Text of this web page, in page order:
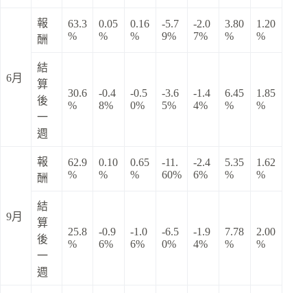
6月
報
酬
63.3
%
0.05
%
0.16
%
-5.7
9%
-2.0
7%
3.80
%
1.20
%
結
算
後
一
週
30.6
%
-0.4
8%
-0.5
0%
-3.6
5%
-1.4
4%
6.45
%
1.85
%
9月
報
酬
62.9
%
0.10
%
0.65
%
-11.
60%
-2.4
6%
5.35
%
1.62
%
結
算
後
一
週
25.8
%
-0.9
6%
-1.0
6%
-6.5
0%
-1.9
4%
7.78
%
2.00
%